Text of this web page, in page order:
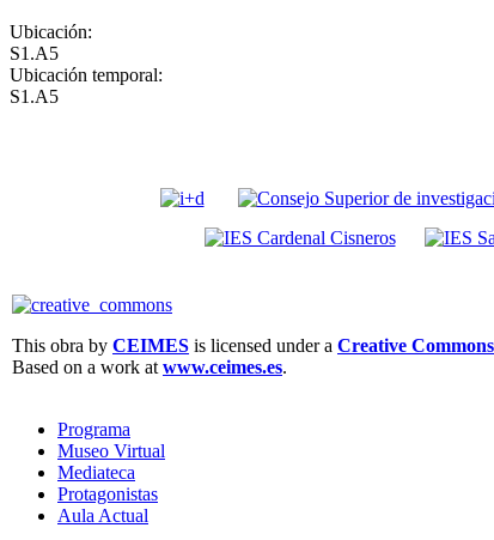
Ubicación:
S1.A5
Ubicación temporal:
S1.A5
This obra by CEIMES is licensed under a Creative
Based on a work at www.ceimes.es.
Programa
Museo Virtual
Mediateca
Protagonistas
Aula Actual